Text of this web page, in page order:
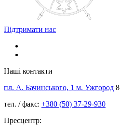
Підтримати нас
Наші контакти
пл. А. Бачинського, 1 м. Ужгород
тел. / факс: +380 (50) 37-29-930
Пресцентр: